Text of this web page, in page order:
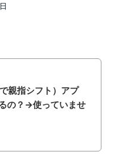
親指シフト）アプ
の？→使っていませ